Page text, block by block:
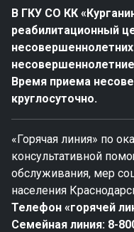
В ГКУ СО КК
реабилитационный
Время приема
круглосуточно.
«Горячая линия» по
консультативной
обслуживания, мер
населения
Телефон «горячей
Семейная линия: 8-